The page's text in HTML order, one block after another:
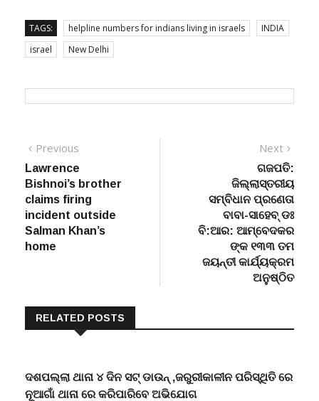
TAGS: helpline numbers for indians living in israels
INDIA
israel
New Delhi
Post
navigation
Previous
post:
Lawrence
Bishnoi’s brother
claims firing
incident outside
Salman Khan’s
home
Next
ଗଜପତି:
ଜିଲ୍ଲାସ୍ତରୀୟ
ସମ୍ବିଧାନ ପ୍ରଣେତା
ବାବା-ସାହେବ୍ ଡଃ
ବି:ଆର: ଆମ୍ବେଦକର
ଙ୍କ ୧୩୩ ତମ
ଜୟନ୍ତୀ କାର୍ଯ୍ୟକ୍ରମ
ଅନୁଷ୍ଠିତ
RELATED POSTS
ଦଶପଲ୍ଲା ଥାନା ୪ ଦିନ ସଟ୍ ଡାଉନ୍ ,ଜରୁରୀକାଳୀନ ପରିସ୍ଥିତି ରେ
ନୂଆଗାଁ ଥାନା ରେ କରିପାରିବେ ଅଭିଯୋଗ